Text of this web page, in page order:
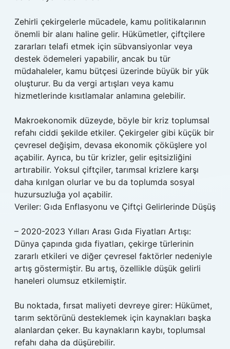
Zehirli çekirgelerle mücadele, kamu politikalarının
önemli bir alanı haline gelir. Hükümetler, çiftçilere
zararları telafi etmek için sübvansiyonlar veya
destek ödemeleri yapabilir, ancak bu tür
müdahaleler, kamu bütçesi üzerinde büyük bir yük
oluşturur. Bu da vergi artışları veya kamu
hizmetlerinde kısıtlamalar anlamına gelebilir.
Makroekonomik düzeyde, böyle bir kriz toplumsal
refahı ciddi şekilde etkiler. Çekirgeler gibi küçük bir
çevresel değişim, devasa ekonomik çöküşlere yol
açabilir. Ayrıca, bu tür krizler, gelir eşitsizliğini
artırabilir. Yoksul çiftçiler, tarımsal krizlere karşı
daha kırılgan olurlar ve bu da toplumda sosyal
huzursuzluğa yol açabilir.
Veriler: Gıda Enflasyonu ve Çiftçi Gelirlerinde Düşüş
– 2020-2023 Yılları Arası Gıda Fiyatları Artışı:
Dünya çapında gıda fiyatları, çekirge türlerinin
zararlı etkileri ve diğer çevresel faktörler nedeniyle
artış göstermiştir. Bu artış, özellikle düşük gelirli
haneleri olumsuz etkilemiştir.
Bu noktada, fırsat maliyeti devreye girer: Hükümet,
tarım sektörünü desteklemek için kaynakları başka
alanlardan çeker. Bu kaynakların kaybı, toplumsal
refahı daha da düşürebilir.